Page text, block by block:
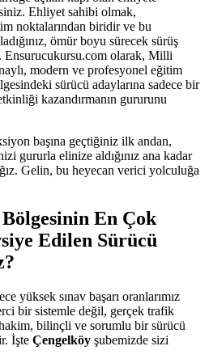
Ehliyet sahibi olmak,
noktalarından biridir ve bu
ömür boyu sürecek sürüş
Ensurucukursu.com olarak, Milli
modern ve profesyonel eğitim
sürücü adaylarına sadece bir
kazandırmanın gururunu
başına geçtiğiniz ilk andan,
gururla elinize aldığınız ana kadar
Gelin, bu heyecan verici yolculuğa
En Çok
Edilen Sürücü
yüksek sınav başarı oranlarımız
bir sistemle değil, gerçek trafik
bilinçli ve sorumlu bir sürücü
İşte Çengelköy şubemizde sizi